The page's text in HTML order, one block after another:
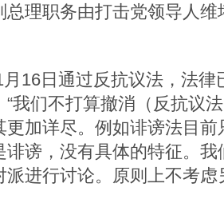
理职务由打击党领导人维
16日通过反抗议法，法律
我们不打算撤消（反抗议
更加详尽。例如诽谤法目
诽谤，没有具体的特征。
派进行讨论。原则上不考